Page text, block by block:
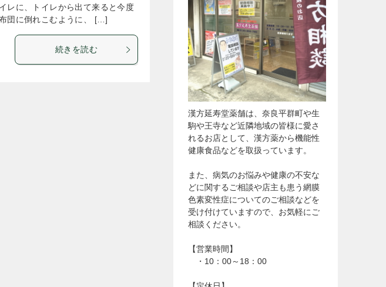
レに、トイレから出て来ると今度
団に倒れこむように、 […]
続きを読む
漢方延寿堂薬舗は、奈良平群町や生
駒や王寺など近隣地域の皆様に愛さ
れるお店として、漢方薬から機能性
健康食品などを取扱っています。
また、病気のお悩みや健康の不安な
どに関するご相談や店主も患う網膜
色素変性症についてのご相談などを
受け付けていますので、お気軽にご
相談ください。
【営業時間】
・10：00～18：00